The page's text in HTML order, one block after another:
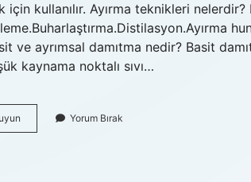
için kullanılır. Ayırma teknikleri
ve ayrımsal damıtma nedir? Basit
kaynama noktalı sıvı…
Kaynama
Sıcaklıkları
Yorum Bırak